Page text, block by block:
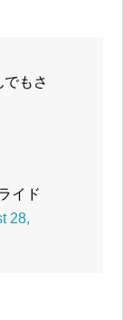
でもさ
イド
28,